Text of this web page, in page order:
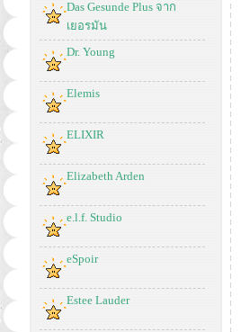
Das Gesunde Plus จาก
เยอรมัน
Dr. Young
Elemis
ELIXIR
Elizabeth Arden
e.l.f. Studio
eSpoir
Estee Lauder